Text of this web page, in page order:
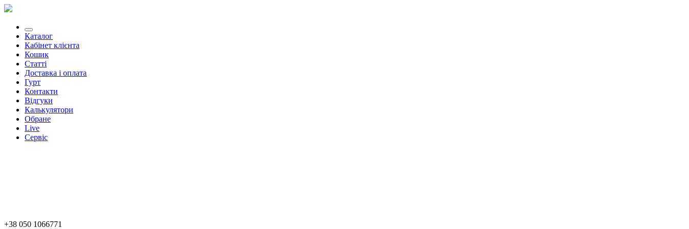
Каталог
Кабінет клієнта
Кошик
Статті
Доставка і оплата
Гурт
Контакти
Відгуки
Калькулятори
Обране
Live
Сервіс
+38 050 1066771